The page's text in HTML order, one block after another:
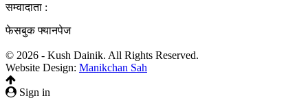
सम्वादाता :
फेसबुक फ्यानपेज
© 2026 - Kush Dainik. All Rights Reserved.
Website Design: Manikchan Sah
Sign in